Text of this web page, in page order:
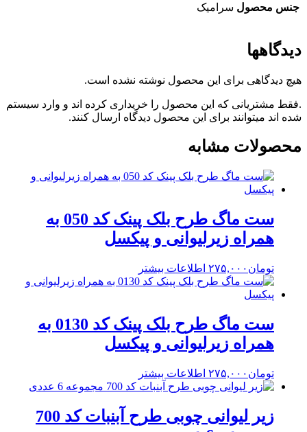
جنس محصول سرامیک
دیدگاهها
هیچ دیدگاهی برای این محصول نوشته نشده است.
.فقط مشتریانی که این محصول را خریداری کرده اند و وارد سیستم
شده اند میتوانند برای این محصول دیدگاه ارسال کنند.
محصولات مشابه
ست ماگ طرح بلک پینک کد 050 به
همراه زیرلیوانی و پیکسل
تومان ۲۷۵,۰۰۰ اطلاعات بیشتر
ست ماگ طرح بلک پینک کد 0130 به
همراه زیرلیوانی و پیکسل
تومان ۲۷۵,۰۰۰ اطلاعات بیشتر
زیر لیوانی چوبی طرح آبنبات کد 700